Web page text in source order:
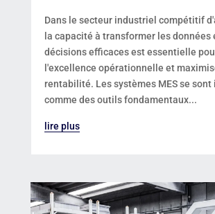
Dans le secteur industriel compétitif
la capacité à transformer les données
décisions efficaces est essentielle
l'excellence opérationnelle et
rentabilité. Les systèmes MES se sont
comme des outils fondamentaux...
lire plus